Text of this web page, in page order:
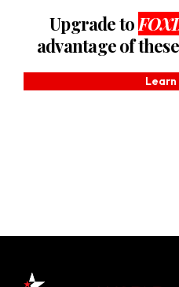
Upgrade to
advantage of